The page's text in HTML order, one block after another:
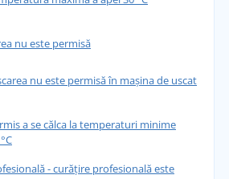
nu este permisă
nu este permisă în mașina de uscat
a se călca la temperaturi minime
- curățire profesională este